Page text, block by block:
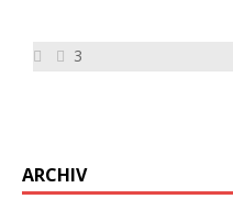
3
ARCHIV